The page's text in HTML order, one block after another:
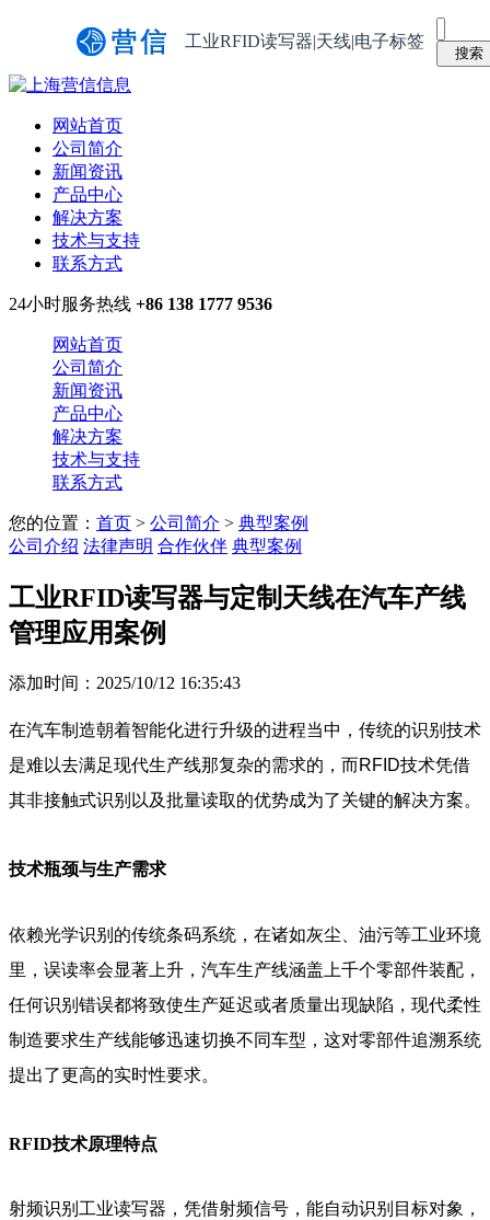
工业RFID读写器|天线|电子标签
网站首页
公司简介
新闻资讯
产品中心
解决方案
技术与支持
联系方式
24小时服务热线 +86 138 1777 9536
网站首页
公司简介
新闻资讯
产品中心
解决方案
技术与支持
联系方式
您的位置： 首页 > 公司简介 > 典型案例
公司介绍 法律声明 合作伙伴 典型案例
工业RFID读写器与定制天线在汽车产线
管理应用案例
添加时间：2025/10/12 16:35:43
在汽车制造朝着智能化进行升级的进程当中，传统的识别技术
是难以去满足现代生产线那复杂的需求的，而RFID技术凭借
其非接触式识别以及批量读取的优势成为了关键的解决方案。
技术瓶颈与生产需求
依赖光学识别的传统条码系统，在诸如灰尘、油污等工业环境
里，误读率会显著上升，汽车生产线涵盖上千个零部件装配，
任何识别错误都将致使生产延迟或者质量出现缺陷，现代柔性
制造要求生产线能够迅速切换不同车型，这对零部件追溯系统
提出了更高的实时性要求。
RFID技术原理特点
射频识别工业读写器，凭借射频信号，能自动识别目标对象，